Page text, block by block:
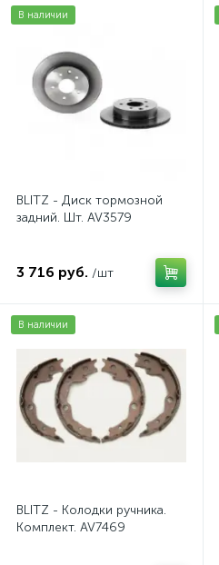
В наличии
BLITZ - Диск тормозной
задний. Шт. AV3579
3 716 руб. /шт
В наличии
BLITZ - Колодки ручника.
Комплект. AV7469